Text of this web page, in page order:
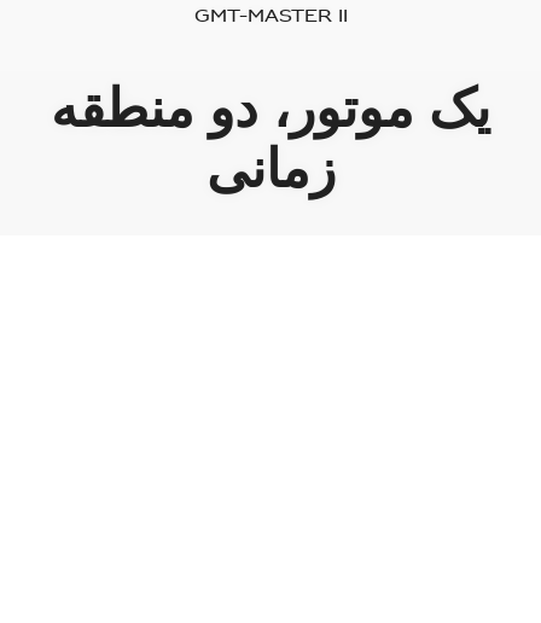
GMT-Master II
یک موتور، دو منطقه
زمانی